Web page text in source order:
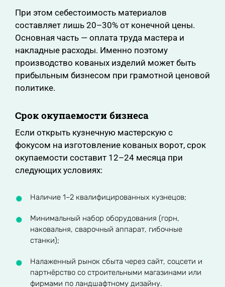
При этом себестоимость материалов
составляет лишь 20–30% от конечной цены.
Основная часть — оплата труда мастера и
накладные расходы. Именно поэтому
производство кованых изделий может быть
прибыльным бизнесом при грамотной ценовой
политике.
Срок окупаемости бизнеса
Если открыть кузнечную мастерскую с
фокусом на изготовление кованых ворот, срок
окупаемости составит 12–24 месяца при
следующих условиях:
Наличие 1–2 квалифицированных кузнецов;
Минимальный набор оборудования (горн,
наковальня, сварочный аппарат, гибочные
станки);
Налаженный рынок сбыта через сайт, соцсети и
партнёрство со строительными магазинами или
фирмами по ландшафтному дизайну.